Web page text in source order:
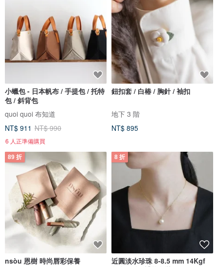
小蠟包 - 日本帆布 / 手提包 / 托特
包 / 斜背包
quoi quoi 布知道
NT$ 911 NT$ 990
6 人正準備購買
鈕扣套 / 白椿 / 胸針 / 袖扣
地下 3 階
NT$ 895
89 折
nsòu 恩樹 時尚唇彩保養
8 折
近圓淡水珍珠 8-8.5 mm 14Kgf